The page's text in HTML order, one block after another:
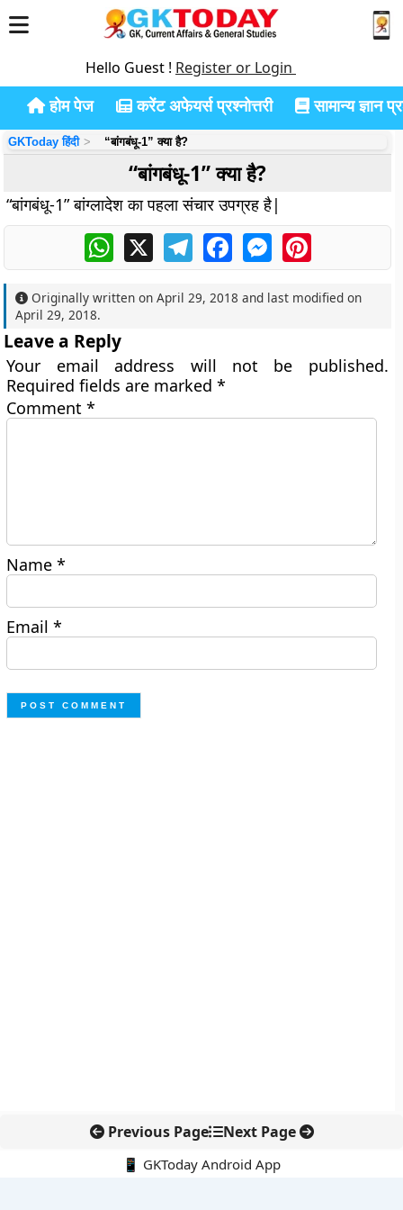
Hello Guest ! Register or Login
होम पेज करेंट अफेयर्स प्रश्नोत्तरी सामान्य ज्ञान
GKToday हिंदी “बांगबंधू-1” क्या है?
“बांगबंधू-1” क्या है?
“बांगबंधू-1” बांग्लादेश का पहला संचार उपग्रह है|
WhatsApp
X TelegramFacebookMessengerPinterest
Originally written onApril 29, 2018 and last modified on
April 29, 2018.
Leave a Reply
Your email address will not be published.
Required fields are marked*
Comment*
Name*
Email*
Previous Page Next Page
📱 GKToday Android App